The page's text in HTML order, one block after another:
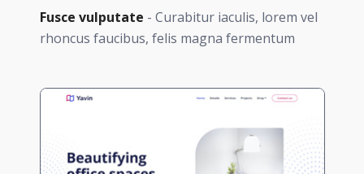
Fusce vulputate - Curabitur iaculis, lorem vel
rhoncus faucibus, felis magna fermentum